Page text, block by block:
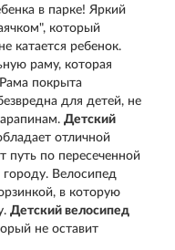
в парке! Яркий
который
катается ребенок.
раму, которая
покрыта
для детей, не
Детский
отличной
путь по пересеченной
Велосипед
в которую
Детский велосипед
не оставит